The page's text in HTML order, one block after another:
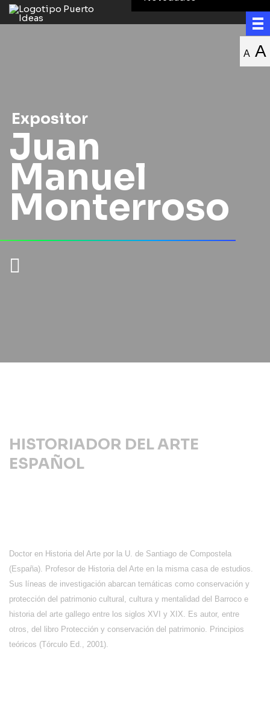
A A
Expositor
Juan
Manuel
Monterroso
HISTORIADOR DEL ARTE
ESPAÑOL
Doctor en Historia del Arte por la U. de Santiago de Compostela
(España). Profesor de Historia del Arte en la misma casa de estudios.
Sus líneas de investigación abarcan temáticas como conservación y
protección del patrimonio cultural, cultura y mentalidad del Barroco e
historia del arte gallego entre los siglos XVI y XIX. Es autor, entre
otros, del libro Protección y conservación del patrimonio. Principios
teóricos (Tórculo Ed., 2001).